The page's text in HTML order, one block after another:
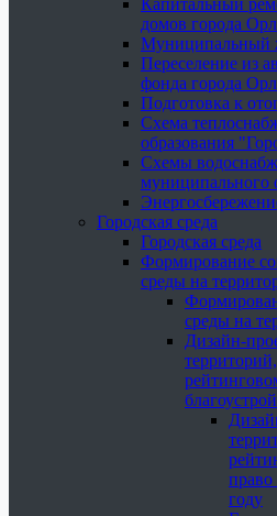
Капитальный
домов города
Муниципальный
Переселение из
фонда города
Подготовка к
Схема
образования
Схемы
муниципального
Городская среда
Городская среда
Формирование
среды на
среды на
Дизайн-
право
году